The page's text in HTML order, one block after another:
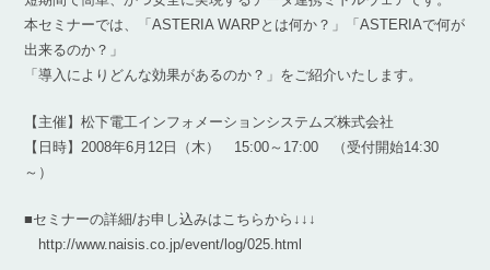
本セミナーでは、「ASTERIA WARPとは何か？」「ASTERIAで何が
出来るのか？」
「導入によりどんな効果があるのか？」をご紹介いたします。
【主催】松下電工インフォメーションシステムズ株式会社
【日時】2008年6月12日（木） 15:00～17:00 （受付開始14:30
～）
■セミナーの詳細/お申し込みはこちらから↓↓↓
http://www.naisis.co.jp/event/log/025.html